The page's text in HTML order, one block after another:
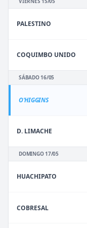
PALESTINO
COQUIMBO UNIDO
SÁBADO 16/05
O'HIGGINS
D. LIMACHE
DOMINGO 17/05
HUACHIPATO
COBRESAL